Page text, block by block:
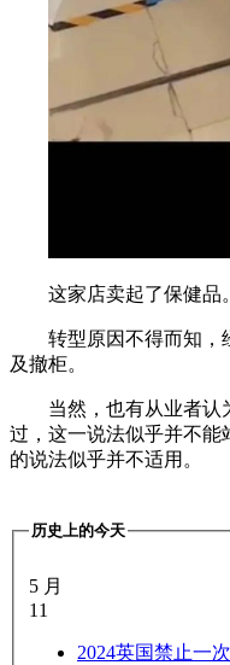
这家店卖起了保健品。
转型原因不得而知，
及撤柜。
当然，也有从业者认
过，这一说法似乎并不能
的说法似乎并不适用。
历史上的今天
5 月
11
2024英国禁止一